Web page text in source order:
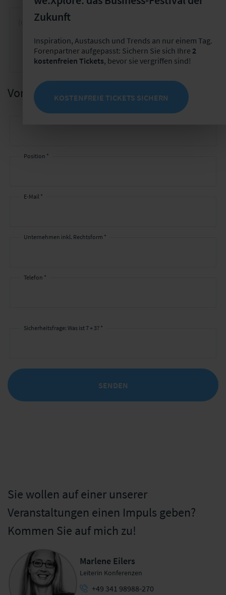
Vortragsschwerpunkte *
Vortragende Person
Titel, Vorname Name *
Position *
E-Mail *
Unternehmen inkl. Rechtsform *
Telefon *
Sicherheitsfrage: Was ist 7 + 3? *
SENDEN
Sie wollen auf einer unserer
Veranstaltungen einen Impuls geben?
Kommen Sie auf mich zu!
Marlene Eilers
Leiterin Konferenzen
+49 341 98988-270
Zukunft
Inspiration, Austausch und Trends an nur einem Tag.
Forenpartner aufgepasst: Sichern Sie sich Ihre 2
kostenfreien Tickets, bevor sie vergriffen sind!
KOSTENFREIE TICKETS SICHERN